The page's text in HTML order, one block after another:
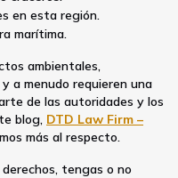
en esta región.
marítima.
ambientales,
a menudo requieren una
de las autoridades y los
blog, DTD Law Firm –
más al respecto.
tengas o no